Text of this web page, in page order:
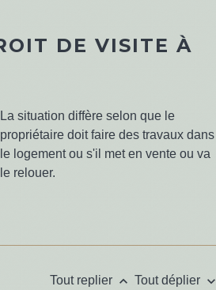
DE VISITE À
La situation diffère selon que le
propriétaire doit faire des travaux dans
le logement ou s'il met en vente ou va
le relouer.
Tout replier keyboard_arrow_up Tout déplier keyboard_arrow_down